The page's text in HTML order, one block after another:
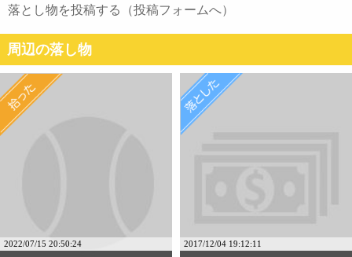
落とし物を投稿する（投稿フォームへ）
周辺の落し物
2022/07/15 20:50:24 2017/12/04 19:12:11